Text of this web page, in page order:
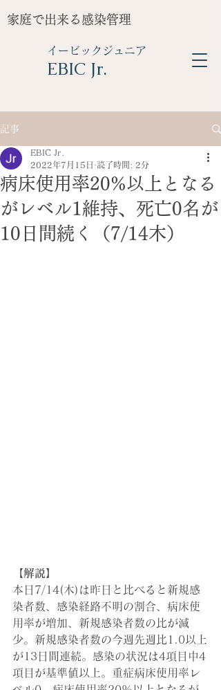
家庭で出来る感染管理
イービックジュニア
​EBIC Jr.
記事
病床使用率20%以上となる
がレベル1維持、死亡0名が
10日間続く（7/14木）
EBIC Jr.
2022年7月15日
読了時間: 2分
【解説】
本日7/14(木)は昨日と比べると新規感
染者数、感染経路不明の割合、病床使
用率が増加、新規感染者数の比が減
少。新規感染者数の今週先週比1.0以上
が13日間連続。感染の状況は4項目中4
項目が基準値以上。重症病床使用率レ